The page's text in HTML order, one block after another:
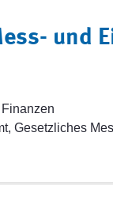
und
Gesetzliches